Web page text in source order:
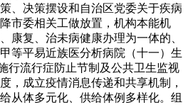
、决策摆设和自治区党委关于疾病
市委相关工做放置，机构本能机
康复、治未病健康办理为一体的、
等平易近族医分析病院（十一）生
行流行症防止节制及公共卫生监视
，成立疫情消息传递和共享机制，
从体多元化、供给体例多样化。组